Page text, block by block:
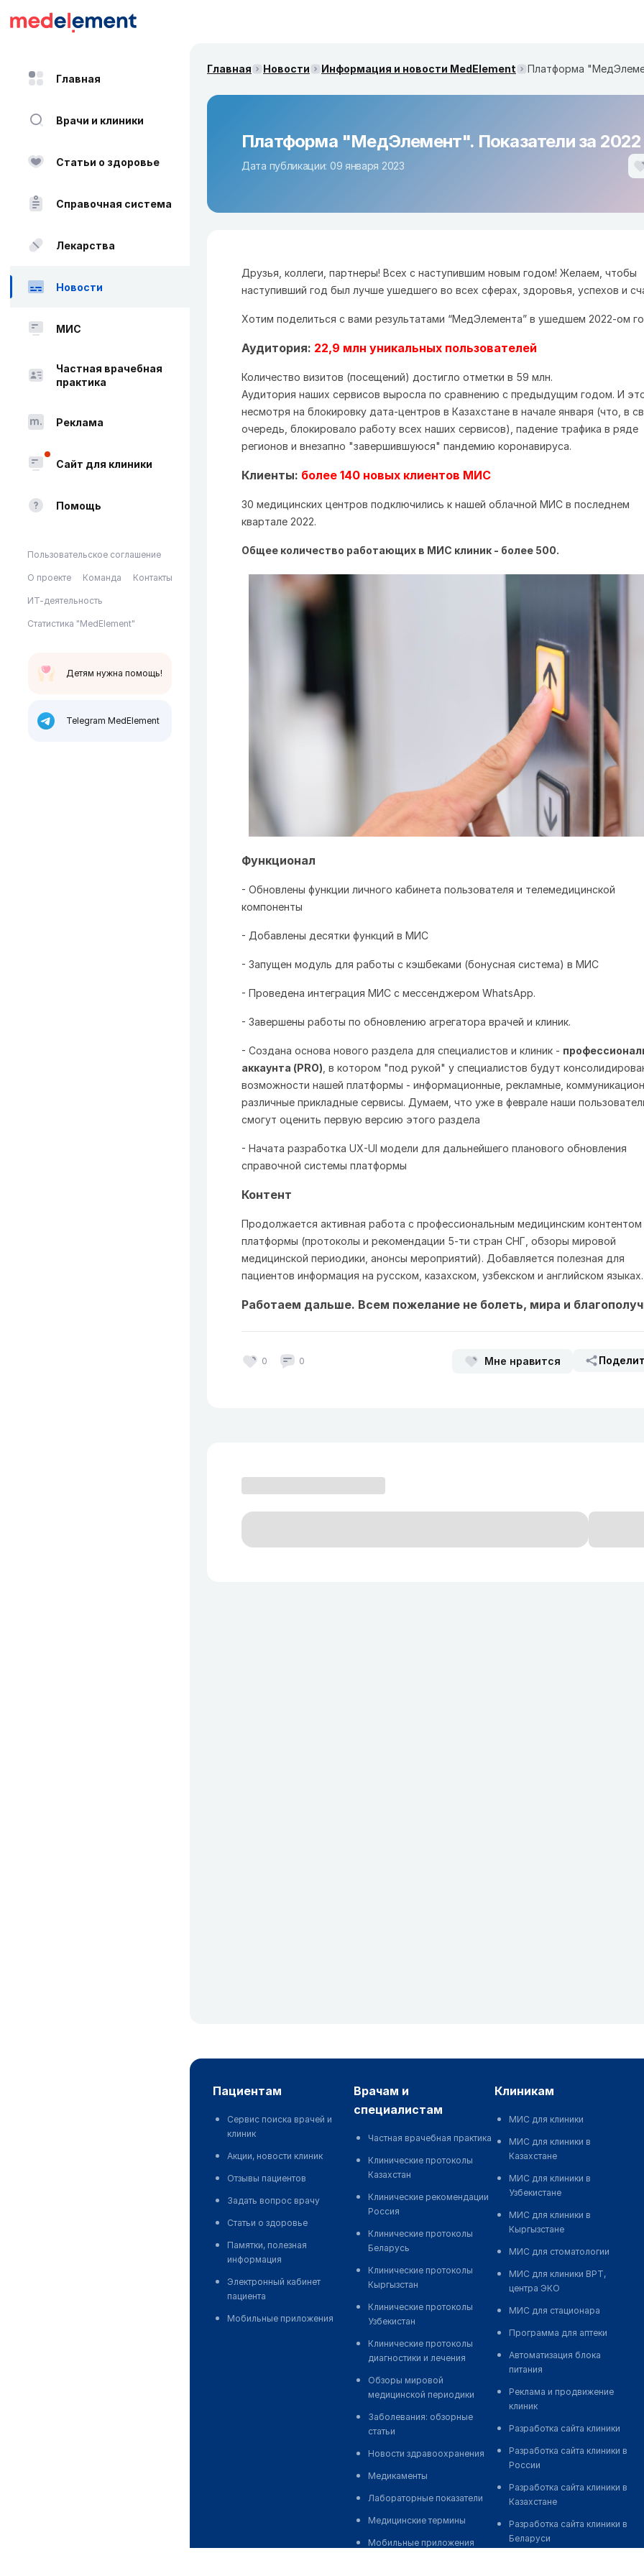
Главная
Врачи и клиники
Статьи о здоровье
Справочная система
Лекарства
Новости
МИС
Частная врачебная
практика
Реклама
Сайт для клиники
Помощь
Пользовательское соглашение
О проекте Команда Контакты
ИТ-деятельность
Статистика "MedElement"
Детям нужна помощь!
Telegram MedElement
Главная Новости Информация и новости MedElement
Платформа "МедЭлемент". Показатели за 2022
Дата публикации: 09 января 2023
Друзья, коллеги, партнеры! Всех с наступившим новым годом! Желаем, чтобы
наступивший год был лучше ушедшего во всех сферах, здоровья, успехов и
Хотим поделиться с вами результатами “МедЭлемента” в ушедшем 2022-ом
Аудитория: 22,9 млн уникальных пользователей
Количество визитов (посещений) достигло отметки в 59 млн.
Аудитория наших сервисов выросла по сравнению с предыдущим годом. И
несмотря на блокировку дата-центров в Казахстане в начале января (что, в
очередь, блокировало работу всех наших сервисов), падение трафика в ряде
регионов и внезапно "завершившуюся" пандемию коронавируса.
Клиенты: более 140 новых клиентов МИС
30 медицинских центров подключились к нашей облачной МИС в последнем
квартале 2022.
Общее количество работающих в МИС клиник - более 500.
Функционал
- Обновлены функции личного кабинета пользователя и телемедицинской
компоненты
- Добавлены десятки функций в МИС
- Запущен модуль для работы с кэшбеками (бонусная система) в МИС
- Проведена интеграция МИС с мессенджером WhatsApp.
- Завершены работы по обновлению агрегатора врачей и клиник.
- Создана основа нового раздела для специалистов и клиник -
аккаунта (PRO) , в котором "под рукой" у специалистов будут
возможности нашей платформы - информационные, рекламные,
различные прикладные сервисы. Думаем, что уже в феврале наши
смогут оценить первую версию этого раздела
- Начата разработка UX-UI модели для дальнейшего планового обновления
справочной системы платформы
Контент
Продолжается активная работа с профессиональным медицинским контентом
платформы (протоколы и рекомендации 5-ти стран СНГ, обзоры мировой
медицинской периодики, анонсы мероприятий). Добавляется полезная для
пациентов информация на русском, казахском, узбекском и английском языках.
Работаем дальше. Всем пожелание не болеть, мира и
0 0 Мне нравится
пациентам
Сервис поиска врачей и
клиник
Акции, новости клиник
Отзывы пациентов
Задать вопрос врачу
Статьи о здоровье
Памятки, полезная
информация
Электронный кабинет
пациента
Мобильные приложения
врачам и
специалистам
Частная врачебная практика
Клинические протоколы
Казахстан
Клинические рекомендации
Россия
Клинические протоколы
Беларусь
Клинические протоколы
Кыргызстан
Клинические протоколы
Узбекистан
Клинические протоколы
диагностики и лечения
Обзоры мировой
медицинской периодики
Заболевания: обзорные
статьи
Новости здравоохранения
Медикаменты
Лабораторные показатели
Медицинские термины
Мобильные приложения
клиникам
МИС для клиники
МИС для клиники в
Казахстане
МИС для клиники в
Узбекистане
МИС для клиники в
Кыргызстане
МИС для стоматологии
МИС для клиники ВРТ,
центра ЭКО
МИС для стационара
Программа для аптеки
Автоматизация блока
питания
Реклама и продвижение
клиник
Разработка сайта клиники
Разработка сайта клиники в
России
Разработка сайта клиники в
Казахстане
Разработка сайта клиники в
Беларуси